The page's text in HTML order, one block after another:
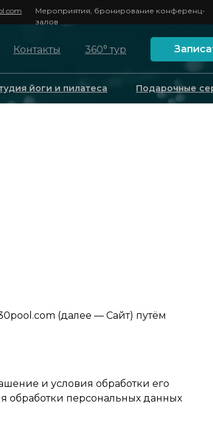
Мероприятия, бронирование конференц-
залов
Контакты 360° тур
Подарочные
йоги и пилатеса
(далее — Сайт) путём
и условия обработки его
обработки персональных данных